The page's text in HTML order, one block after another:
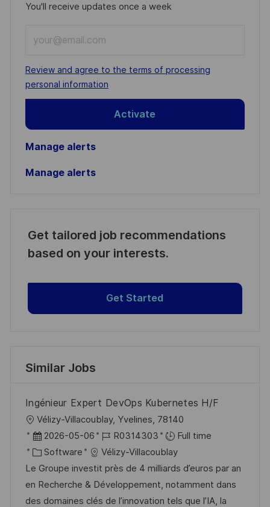
You'll receive updates once a week
Email
address
(Required)
Required
Review and agree to the terms of processing
personal information
Activate
Manage alerts
Manage alerts
Get tailored job recommendations
based on your interests.
Get Started
Similar Jobs
Ingénieur Expert DevOps Kubernetes H/F
L
o
c
a
t
i
Vélizy-Villacoublay, Yvelines, 78140
P
o
s
t
e
2026-05-06
J
o
b
I
d
R0314303
Full time
C
a
t
e
Software
Vélizy-Villacoublay
Le Groupe investit près de 4 milliards d’euros par an
en Recherche & Développement, notamment dans
des domaines clés de l’innovation tels que l’IA, la